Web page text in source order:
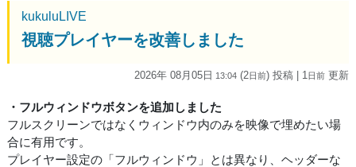
kukuluLIVE
視聴プレイヤーを改善しました
2026年 08月05日 13:04 (2日前) 投稿 | 1 日前 更新
・フルウィンドウボタンを追加しました
フルスクリーンではなくウィンドウ内のみを映像で埋めたい場
合に有用です。
プレイヤー設定の「フルウィンドウ」とは異なり、ヘッダーな